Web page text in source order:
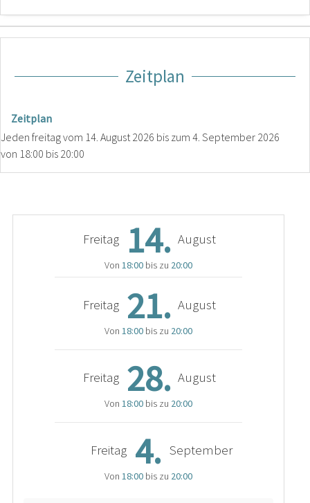
Zeitplan
Zeitplan
Jeden freitag vom 14. August 2026 bis zum 4. September 2026
von 18:00 bis 20:00
Freitag 14. August
Von 18:00 bis zu 20:00
Freitag 21. August
Von 18:00 bis zu 20:00
Freitag 28. August
Von 18:00 bis zu 20:00
Freitag 4. September
Von 18:00 bis zu 20:00